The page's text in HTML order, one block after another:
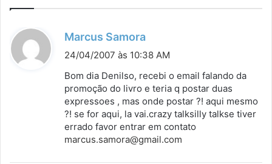
Marcus Samora
i
s
e
:
24/04/2007 às 10:38 AM
Bom dia Denilso, recebi o email falando da
promoção do livro e teria q postar duas
expressoes , mas onde postar ?! aqui mesmo
?! se for aqui, la vai.crazy talksilly talkse tiver
errado favor entrar em contato
marcus.samora@gmail.com